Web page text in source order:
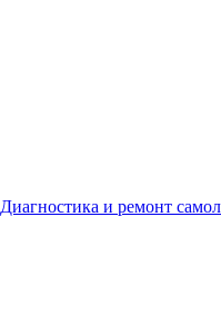
Диагностика и ремонт